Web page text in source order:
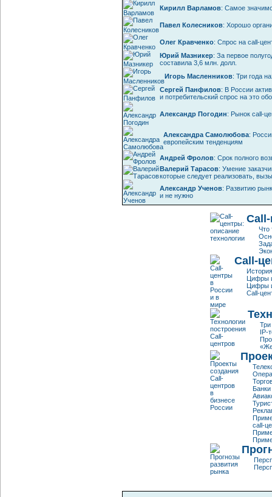
Кирилл Варламов: Самое
Павел Колесников: Хорошо
Олег Кравченко: Спрос на call-
Юрий Мазникер: За первое
составила 3,6 млн. долл.
Игорь Масленников: Три года
Сергей Панфилов: В России
и потребительский спрос на это
Александр Погодин: Рынок call-
Александра Самолюбова:
европейским тенденциям
Андрей Фролов: Срок полного
Валерий Тарасов: Умение
которые следует реализовать,
Александр Ученов: Развитию
и не нужно
Что
Call-
Цифры
Цифры
Call-
Три
IP-
Банки
call-